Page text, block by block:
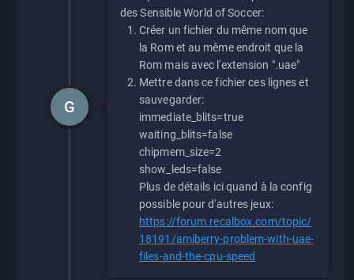
des Sensible World of Soccer:
Créer un fichier du même nom que
la Rom et au même endroit que la
Rom mais avec l'extension ".uae"
Mettre dans ce fichier ces lignes et
sauvegarder:
immediate_blits=true
waiting_blits=false
chipmem_size=2
show_leds=false
Plus de détails ici quand à la config
possible pour d'autres jeux:
https://forum.recalbox.com/topic/
18191/amiberry-problem-with-uae-
files-and-the-cpu-speed
G